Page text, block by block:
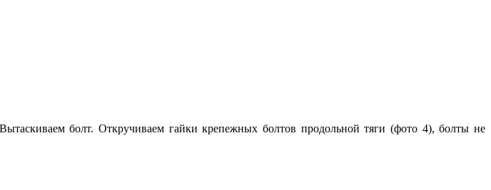
болт. Откручиваем гайки крепежных болтов продольной тяги (фото 4), болты не